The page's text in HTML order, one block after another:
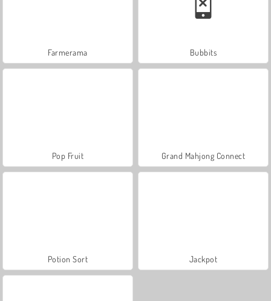
Farmerama Bubbits
Pop Fruit Grand Mahjong Connect
Potion Sort Jackpot